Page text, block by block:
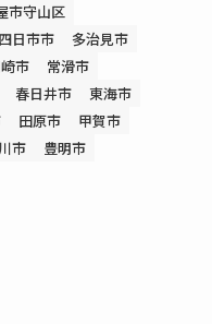
市守山区
四日市市
多治見市
市
常滑市
春日井市
東海市
田原市
甲賀市
市
豊明市